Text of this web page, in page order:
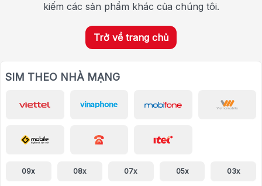
kiếm các sản phẩm khác của chúng tôi.
Trở về trang chủ
SIM THEO NHÀ MẠNG
09x 08x 07x 05x 03x